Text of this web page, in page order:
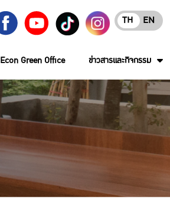
EN
TH
Econ Green Office ข่าวสารและกิจกรรม